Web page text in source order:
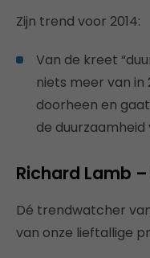
Zijn trend voor 2014:
Van de kreet
niets meer van in
doorheen en
de
Richard Lamb
Dé trendwatcher
van onze lieftallige